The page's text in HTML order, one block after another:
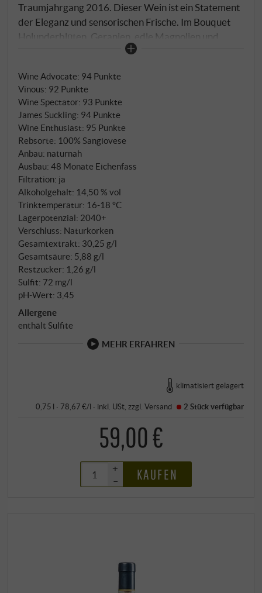
Traumjahrgang 2016. Dieser Wein ist ein Statement
der Eleganz und sensorischen Frische. Im Bouquet
Holunderblüten, Geranien, edle Magnolien und
Kampfer. Vollmundig, kraftvoll und lebendig in der
gesunder Spannung mit feinkörnigen, samtigen
Tanninen und einem lang erstrahlenden, ätherischen
Abgang.
SUPERIORE.DE
Wine Advocate: 94 Punkte
Vinous: 92 Punkte
Wine Spectator: 93 Punkte
James Suckling: 94 Punkte
Wine Enthusiast: 95 Punkte
Rebsorte: 100% Sangiovese
Anbau: naturnah
Ausbau: 48 Monate Eichenfass
Filtration: ja
Alkoholgehalt: 14,50 % vol
Trinktemperatur: 16‑18 °C
Lagerpotenzial: 2040+
Verschluss: Naturkorken
Gesamtextrakt: 30,25 g/l
Gesamtsäure: 5,88 g/l
Restzucker: 1,26 g/l
Sulfit: 72 mg/l
pH-Wert: 3,45
Allergene
enthält Sulfite
MEHR ERFAHREN
klimatisiert gelagert
0,75 l · 78,67 €/l · inkl. USt , zzgl.Versand 2 Stückverfügbar
59,00 €
+
–
KAUFEN